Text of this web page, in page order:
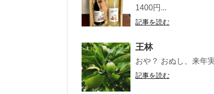
1400円...
記事を読む
王林
おや？ おぬし、来年
記事を読む